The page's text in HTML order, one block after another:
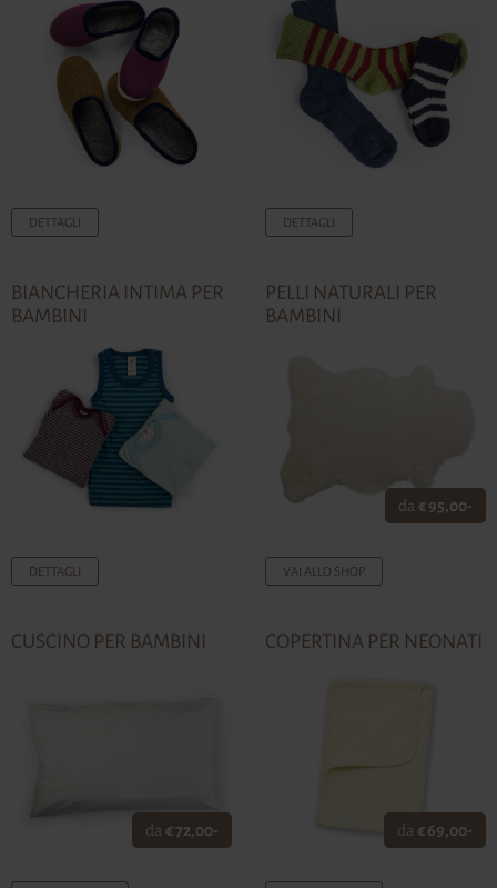
DETTAGLI DETTAGLI
BIANCHERIA INTIMA PER
BAMBINI
DETTAGLI
PELLI NATURALI PER
BAMBINI
da € 95,00-
VAI ALLO SHOP
CUSCINO PER BAMBINI
da € 72,00-
COPERTINA PER NEONATI
da € 69,00-